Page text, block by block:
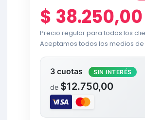
$ 38.250,00
Precio regular para todos los
Aceptamos todos los medios
3 cuotas SIN INTERÉS
de $12.750,00